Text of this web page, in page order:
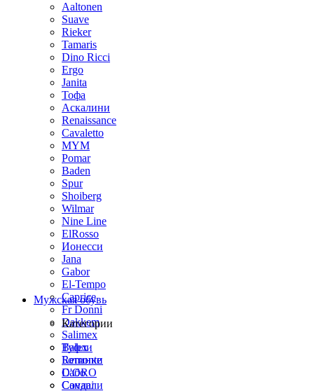
Aaltonen
Suave
Rieker
Tamaris
Dino Ricci
Ergo
Janita
Тофа
Аскалини
Renaissance
Cavaletto
MYM
Pomar
Baden
Spur
Shoiberg
Wilmar
Nine Line
ElRosso
Ионесси
Jana
Gabor
El-Tempo
Caprice
Fr Donni
Dakkem
Salimex
Balex
Remonte
D'ORO
Covani
Мужская обувь
Категории
Туфли
Ботинки
Сабо
Сандали